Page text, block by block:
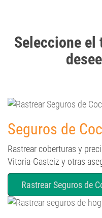
Seguros de
Rastrear coberturas y
Vitoria-Gasteiz y otras
Rastrear Seguros de